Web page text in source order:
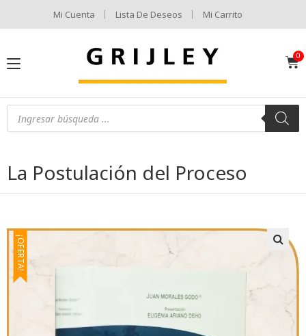
Mi Cuenta Lista De Deseos Mi Carrito
La Postulación del Proceso
¡OFERTA!